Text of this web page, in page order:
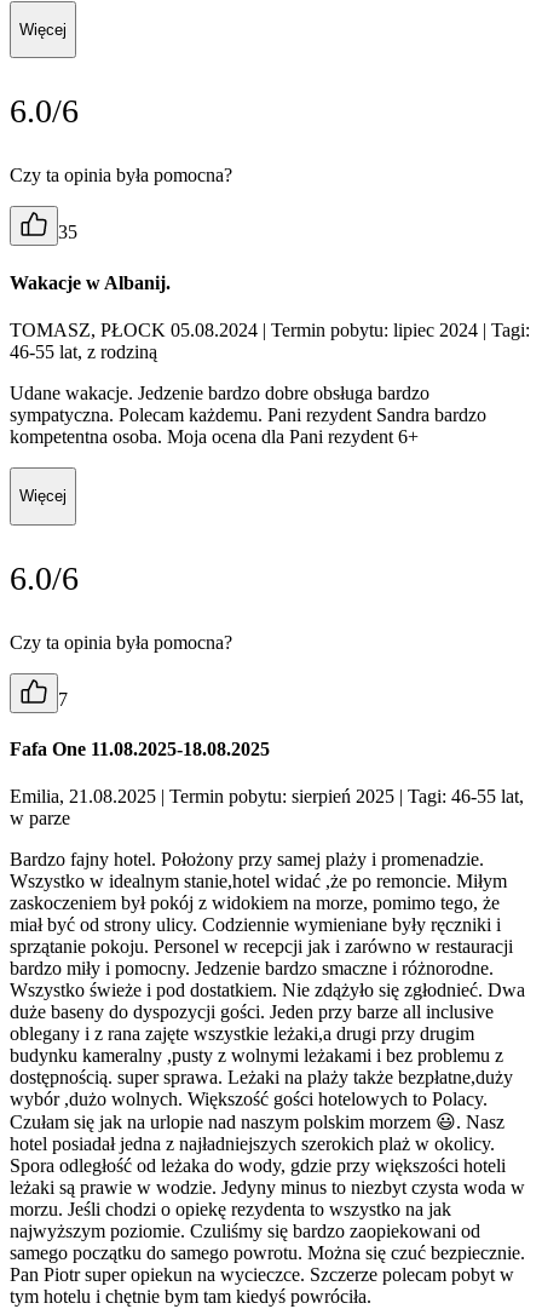
Więcej
6.0/6
Czy ta opinia była pomocna?
35
Wakacje w Albanij.
TOMASZ, PŁOCK 05.08.2024 | Termin pobytu: lipiec 2024 | Tagi:
46-55 lat, z rodziną
Udane wakacje. Jedzenie bardzo dobre obsługa bardzo
sympatyczna. Polecam każdemu. Pani rezydent Sandra bardzo
kompetentna osoba. Moja ocena dla Pani rezydent 6+
Więcej
6.0/6
Czy ta opinia była pomocna?
7
Fafa One 11.08.2025-18.08.2025
Emilia, 21.08.2025 | Termin pobytu: sierpień 2025 | Tagi: 46-55 lat,
w parze
Bardzo fajny hotel. Położony przy samej plaży i promenadzie.
Wszystko w idealnym stanie,hotel widać ,że po remoncie. Miłym
zaskoczeniem był pokój z widokiem na morze, pomimo tego, że
miał być od strony ulicy. Codziennie wymieniane były ręczniki i
sprzątanie pokoju. Personel w recepcji jak i zarówno w restauracji
bardzo miły i pomocny. Jedzenie bardzo smaczne i różnorodne.
Wszystko świeże i pod dostatkiem. Nie zdążyło się zgłodnieć. Dwa
duże baseny do dyspozycji gości. Jeden przy barze all inclusive
oblegany i z rana zajęte wszystkie leżaki,a drugi przy drugim
budynku kameralny ,pusty z wolnymi leżakami i bez problemu z
dostępnością. super sprawa. Leżaki na plaży także bezpłatne,duży
wybór ,dużo wolnych. Większość gości hotelowych to Polacy.
Czułam się jak na urlopie nad naszym polskim morzem 😃. Nasz
hotel posiadał jedna z najładniejszych szerokich plaż w okolicy.
Spora odległość od leżaka do wody, gdzie przy większości hoteli
leżaki są prawie w wodzie. Jedyny minus to niezbyt czysta woda w
morzu. Jeśli chodzi o opiekę rezydenta to wszystko na jak
najwyższym poziomie. Czuliśmy się bardzo zaopiekowani od
samego początku do samego powrotu. Można się czuć bezpiecznie.
Pan Piotr super opiekun na wycieczce. Szczerze polecam pobyt w
tym hotelu i chętnie bym tam kiedyś powróciła.